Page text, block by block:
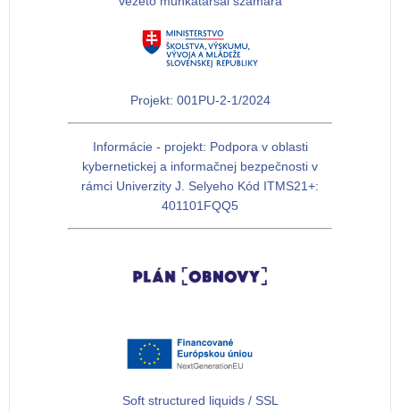
Projekt: 001PU-2-1/2024
Informácie - projekt: Podpora v oblasti
kybernetickej a informačnej bezpečnosti v
rámci Univerzity J. Selyeho Kód ITMS21+:
401101FQQ5
Soft structured liquids / SSL